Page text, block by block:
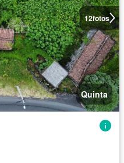
12fotos
Quinta